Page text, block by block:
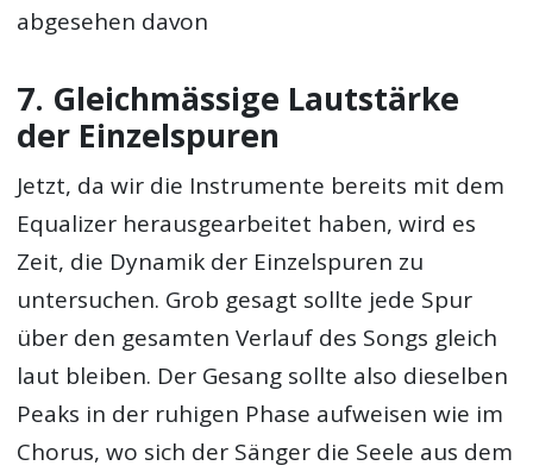
abgesehen davon
7. Gleichmässige Lautstärke
der Einzelspuren
Jetzt, da wir die Instrumente bereits mit dem
Equalizer herausgearbeitet haben, wird es
Zeit, die Dynamik der Einzelspuren zu
untersuchen. Grob gesagt sollte jede Spur
über den gesamten Verlauf des Songs gleich
laut bleiben. Der Gesang sollte also dieselben
Peaks in der ruhigen Phase aufweisen wie im
Chorus, wo sich der Sänger die Seele aus dem